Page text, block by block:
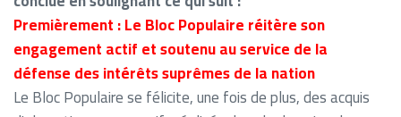
Premièrement : Le Bloc Populaire réitère son
engagement actif et soutenu au service de la
défense des intérêts suprêmes de la nation
Le Bloc Populaire se félicite, une fois de plus, des acquis